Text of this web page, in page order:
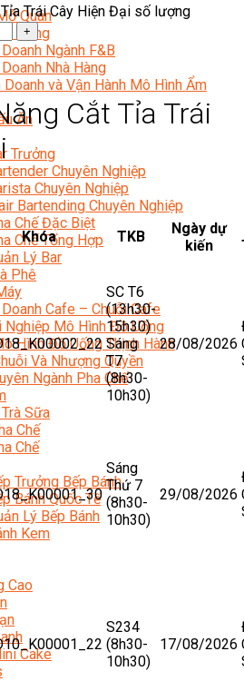
Quán
Nóng
Ngành F&B
Nhà Hàng
Doanh và Vận Hành Mô Hình Ẩm
Ăn
Trưởng
Chuyên Nghiệp
Chuyên Nghiệp
Bartending Chuyên Nghiệp
Chế Đặc Biệt
Chế Tổng Hợp
Lý Bar
Phê
Cafe – Chuỗi Cafe
Nghiệp Mô Hình Đồ Uống
Hình Đồ Uống Thịnh Hành
Và Nhượng Quyền
Ngành Pha Chế
Sữa
Chế
Chế
Trưởng Bếp Bánh
Bánh Quốc Tế
Lý Bếp Bánh
Kem
Cao
Cake
Trái Cây Hiện Đại số lượng
Cắt Tỉa Trái
Khóa TKB
Ngày dự
kiến
SC T6
(13h30-
15h30)
Sáng
T7
(8h30-
10h30)
28/08/2026
Sáng
Thứ 7
(8h30-
10h30)
29/08/2026
S234
(8h30-
10h30)
17/08/2026